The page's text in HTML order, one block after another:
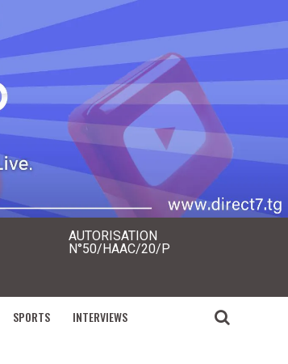
AUTORISATION
N°50/HAAC/20/P
SPORTS INTERVIEWS